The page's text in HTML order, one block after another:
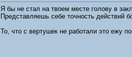
Я бы не стал на твоем месте голову в
Представляешь себе точность действий
То, что с вертушек не работали это ежу